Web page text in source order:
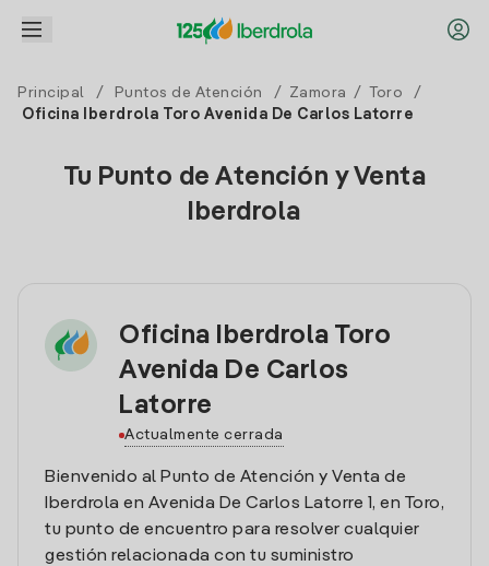
Principal / Puntos de Atención / Zamora / Toro
/
Oficina Iberdrola Toro Avenida De Carlos Latorre
Tu Punto de Atención y Venta
Iberdrola
Oficina Iberdrola Toro
Avenida De Carlos
Latorre
Actualmente cerrada
Bienvenido al Punto de Atención y Venta de
Iberdrola en Avenida De Carlos Latorre 1, en Toro,
tu punto de encuentro para resolver cualquier
gestión relacionada con tu suministro